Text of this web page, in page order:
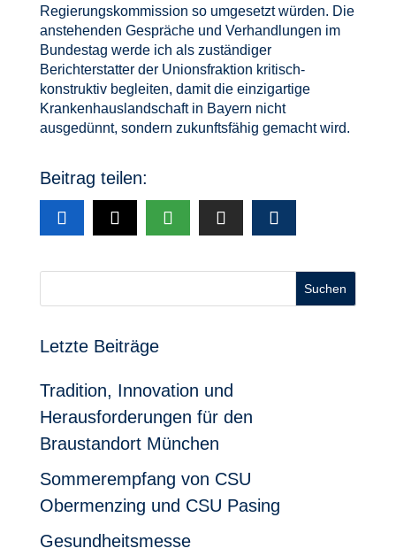
Regierungskommission so umgesetzt würden. Die
anstehenden Gespräche und Verhandlungen im
Bundestag werde ich als zuständiger
Berichterstatter der Unionsfraktion kritisch-
konstruktiv begleiten, damit die einzigartige
Krankenhauslandschaft in Bayern nicht
ausgedünnt, sondern zukunftsfähig gemacht wird.
Beitrag teilen:
Suchen
Letzte Beiträge
Tradition, Innovation und
Herausforderungen für den
Braustandort München
Sommerempfang von CSU
Obermenzing und CSU Pasing
Gesundheitsmesse